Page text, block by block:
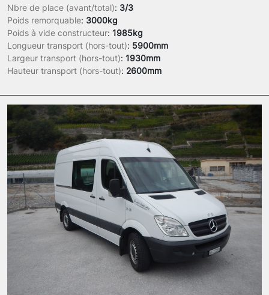
Nbre de place (avant/total): 3/3
Poids remorquable: 3000kg
Poids à vide constructeur: 1985kg
Longueur transport (hors-tout): 5900mm
Largeur transport (hors-tout): 1930mm
Hauteur transport (hors-tout): 2600mm